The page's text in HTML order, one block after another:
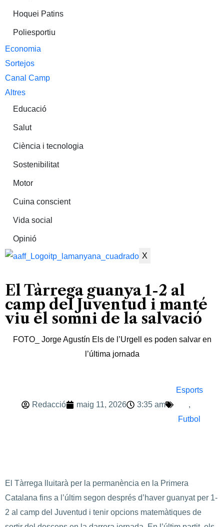
Hoquei Patins
Poliesportiu
Economia
Sortejos
Canal Camp
Altres
Educació
Salut
Ciència i tecnologia
Sostenibilitat
Motor
Cuina conscient
Vida social
Opinió
X
El Tàrrega guanya 1-2 al
camp del Juventud i manté
viu el somni de la salvació
FOTO_ Jorge Agustín Els de l’Urgell es poden salvar en
l’última jornada
Redacció maig 11, 2026 3:35 am
Esports
,
Futbol
El Tàrrega lluitarà per la permanència en la Primera
Catalana fins a l’últim segon després d’haver guanyat per 1-
2 al camp del Juventud i tenir opcions matemàtiques de